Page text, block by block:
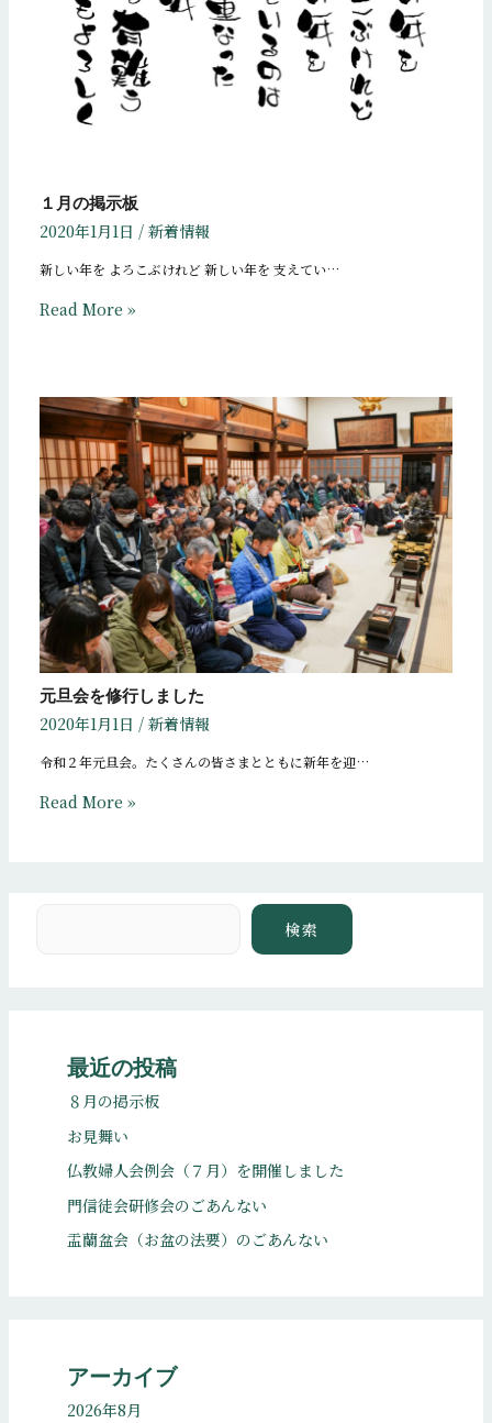
１月の掲示板
2020年1月1日 / 新着情報
新しい年を よろこぶけれど 新しい年を 支えてい…
Read More »
元旦会を修行しました
2020年1月1日 / 新着情報
令和２年元旦会。たくさんの皆さまとともに新年を迎…
Read More »
検索
最近の投稿
８月の掲示板
お見舞い
仏教婦人会例会（７月）を開催しました
門信徒会研修会のごあんない
盂蘭盆会（お盆の法要）のごあんない
アーカイブ
2026年8月